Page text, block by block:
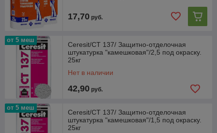
17,70 руб.
от 5 меш
Ceresit/СТ 137/ Защитно-отделочная
штукатурка "камешковая"/2,5 под окраску.
25кг
Нет в наличии
42,90 руб.
от 5 меш
Ceresit/СТ 137/ Защитно-отделочная
штукатурка "камешковая"/1,5 под окраску.
25кг